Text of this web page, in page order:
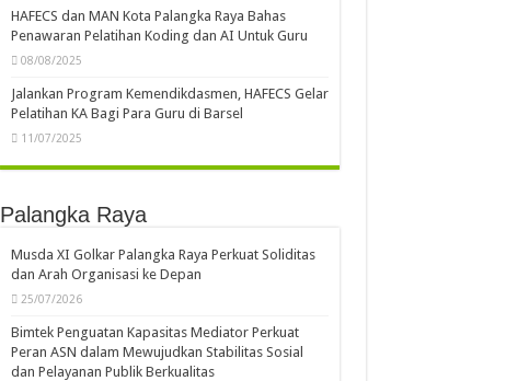
HAFECS dan MAN Kota Palangka Raya Bahas
Penawaran Pelatihan Koding dan AI Untuk Guru
08/08/2025
Jalankan Program Kemendikdasmen, HAFECS Gelar
Pelatihan KA Bagi Para Guru di Barsel
11/07/2025
Palangka Raya
Musda XI Golkar Palangka Raya Perkuat Soliditas
dan Arah Organisasi ke Depan
25/07/2026
Bimtek Penguatan Kapasitas Mediator Perkuat
Peran ASN dalam Mewujudkan Stabilitas Sosial
dan Pelayanan Publik Berkualitas